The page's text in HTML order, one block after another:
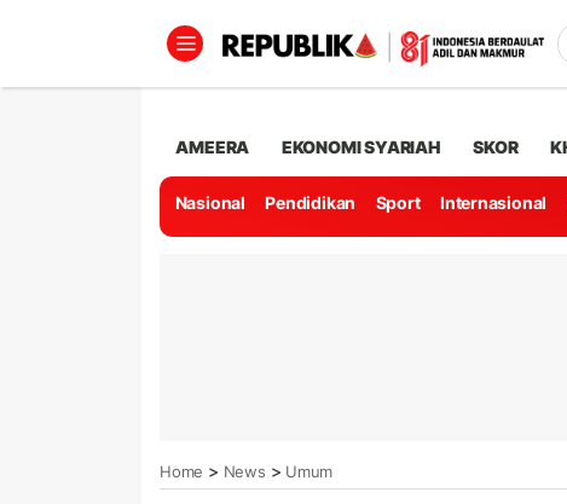
AMEERA EKONOMI SYARIAH SKOR
Nasional Pendidikan Sport Internasional
Home > News > Umum